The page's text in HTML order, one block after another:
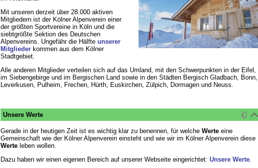
Mit unseren derzeit über 28.000 aktiven
Mitgliedern ist der Kölner Alpenverein einer
der größten Sportvereine in Köln und die
siebtgrößte Sektion des Deutschen
Alpenvereins. Ungefähr die Hälfte unserer
Mitgliederkommen aus dem Kölner
Stadtgebiet.
Alle anderen Mitglieder verteilen sich auf das Umland, mit den Schwerpunkten in der Eifel,
im Siebengebirge und im Bergischen Land sowie in den Städten Bergisch Gladbach, Bonn,
Leverkusen, Pulheim, Frechen, Hürth, Euskirchen, Zülpich, Dormagen und Neuss.
Unsere Werte
Gerade in der heutigen Zeit ist es wichtig klar zu benennen, für welche Werteeine
Gemeinschaft wie der Kölner Alpenverein einsteht und wie wir im Kölner Alpenverein diese
Werteleben wollen.
Dazu haben wir einen eigenen Bereich auf unserer Webseite eingerichtet: Unsere Werte.